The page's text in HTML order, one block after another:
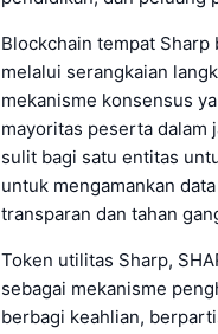
Blockchain tempat
melalui serangkaian
mekanisme konsensus
mayoritas peserta dalam
sulit bagi satu entitas
untuk mengamankan
transparan dan tahan
Token utilitas Sharp,
sebagai mekanisme
berbagi keahlian,